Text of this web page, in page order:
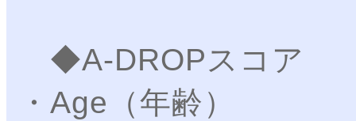
◆A-DROPスコア
・Age（